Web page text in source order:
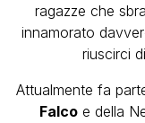
ragazze che
innamorato
riuscirci
Attualmente fa
Falcoe della